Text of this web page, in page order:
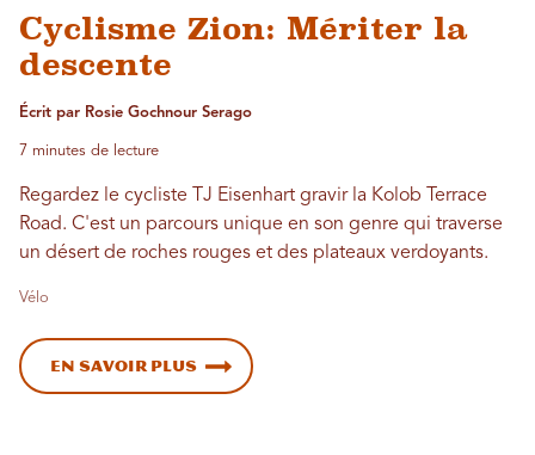
Cyclisme Zion: Mériter la
descente
Écrit par Rosie Gochnour Serago
7 minutes de lecture
Regardez le cycliste TJ Eisenhart gravir la Kolob Terrace
Road. C'est un parcours unique en son genre qui traverse
un désert de roches rouges et des plateaux verdoyants.
Vélo
En savoir plus